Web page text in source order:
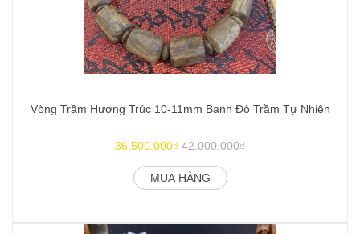
Vòng Trầm Hương Trúc 10-11mm Banh Đỏ Trầm Tự Nhiên
36.500.000₫ 42.000.000₫
MUA HÀNG